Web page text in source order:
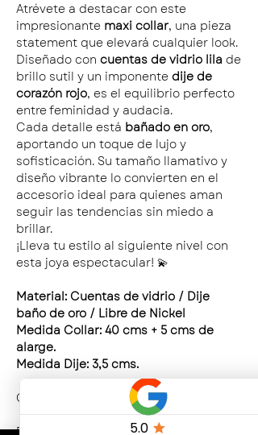
Atrévete a destacar con este
impresionante maxi collar, una pieza
statement que elevará cualquier look.
Diseñado con cuentas de vidrio lila de
brillo sutil y un imponente dije de
corazón rojo, es el equilibrio perfecto
entre feminidad y audacia.
Cada detalle está bañado en oro,
aportando un toque de lujo y
sofisticación. Su tamaño llamativo y
diseño vibrante lo convierten en el
accesorio ideal para quienes aman
seguir las tendencias sin miedo a
brillar.
¡Lleva tu estilo al siguiente nivel con
esta joya espectacular! 💫
Material: Cuentas de vidrio / Dije
baño de oro / Libre de Nickel
Medida Collar: 40 cms + 5 cms de
alarge.
Medida Dije: 3,5 cms.
CUIDADOS DEL PRODUCTO
Evitar el contacto frecuente con agua.